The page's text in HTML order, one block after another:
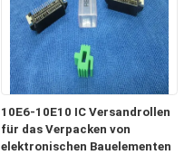
10E6-10E10 IC Versandrollen
für das Verpacken von
elektronischen Bauelementen